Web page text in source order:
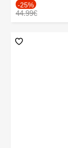
-25%
44.99€